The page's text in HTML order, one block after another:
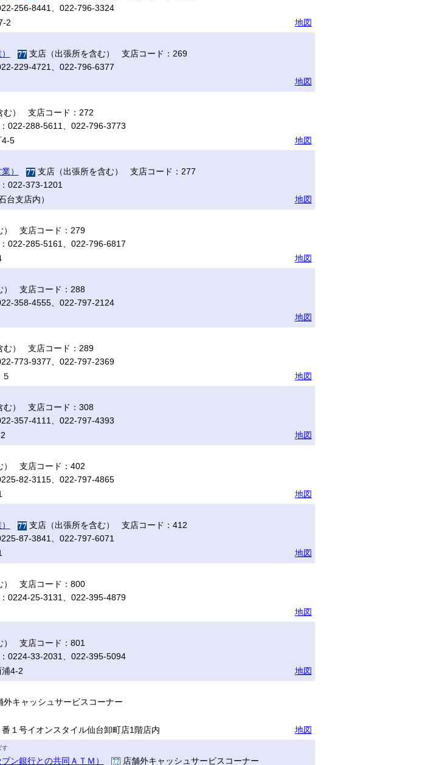
256-8441、022-796-3324
2
地図
支店（出張所を含む） 支店コード：269
229-4721、022-796-6377
地図
む） 支店コード：272
022-288-5611、022-796-3773
4-5
地図
）
支店（出張所を含む） 支店コード：277
022-373-1201
台支店内）
地図
） 支店コード：279
022-285-5161、022-796-6817
地図
） 支店コード：288
358-4555、022-797-2124
地図
む） 支店コード：289
773-9377、022-797-2369
地図
む） 支店コード：308
357-4111、022-797-4393
地図
） 支店コード：402
82-3115、022-797-4865
地図
支店（出張所を含む） 支店コード：412
87-3841、022-797-6071
地図
） 支店コード：800
0224-25-3131、022-395-4879
地図
） 支店コード：801
0224-33-2031、022-395-5094
4-2
地図
外キャッシュサービスコーナー
１号イオンスタイル仙台卸町店1階店内
地図
す
ン銀行との共同ＡＴＭ） 店舗外キャッシュサービスコーナー